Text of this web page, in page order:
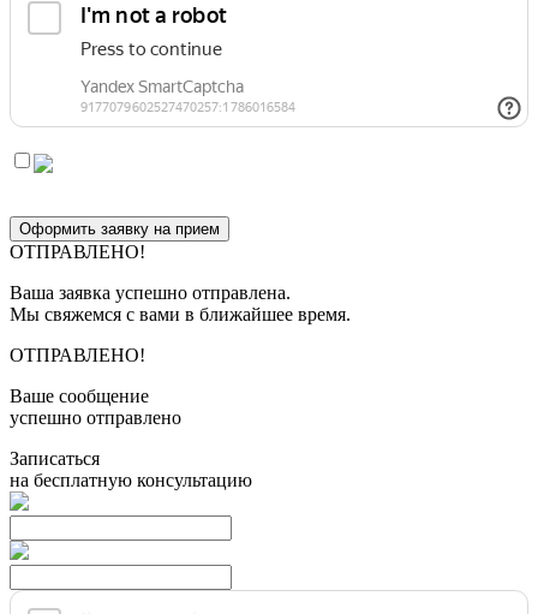
Оформить заявку на прием
ОТПРАВЛЕНО!
Ваша заявка успешно отправлена.
Мы свяжемся с вами в ближайшее время.
ОТПРАВЛЕНО!
Ваше сообщение
успешно отправлено
Записаться
на бесплатную консультацию